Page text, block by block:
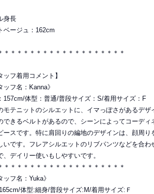
身長
ベージュ：162cm
＊＊＊＊＊＊＊＊＊＊＊＊＊＊＊＊＊＊＊
ッフ着用コメント】
ッフ名：Kanna》
157cm/体型：普通/普段サイズ：S/着用サイズ：F
モテニットのシルエットに、イマっぽさがあるデザ
できるベルトがあるので、シーンによってコーディ
ースです。特に肩回りの編地のデザインは、顔周
いです。フレアシルエットのリブパンツなどを合わ
、デイリー使いもしやすいです。
＊＊＊＊＊＊＊＊＊＊＊＊＊＊＊＊＊＊＊
ッフ名：Yuka》
体型:細身/普段サイズ:M/着用サイズ:Ｆ